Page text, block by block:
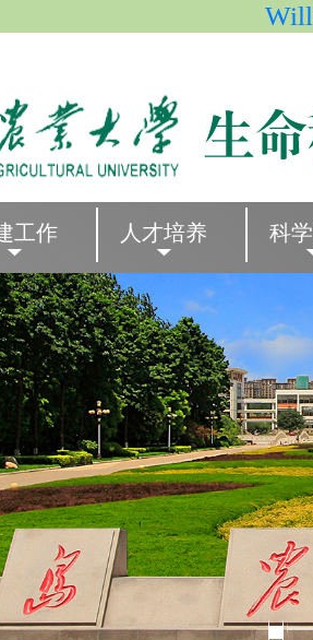
工作 人才培养 科